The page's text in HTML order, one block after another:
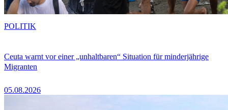
Ceuta warnt vor einer „unhaltbaren“ Situation für minderjährige
Migranten
05.08.2026
POLITIK